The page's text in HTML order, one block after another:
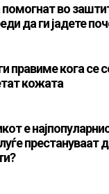
во
да ги јадете
правиме кога се
кожата
е
престануваат